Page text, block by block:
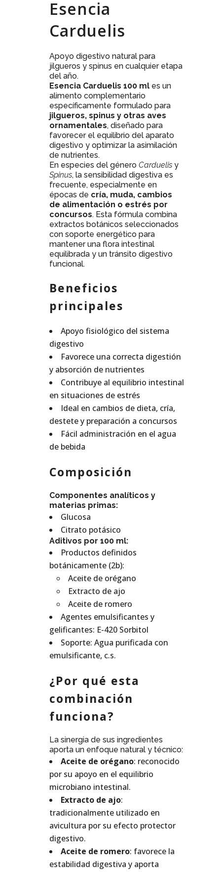
Esencia
Carduelis
Apoyo digestivo natural para
jilgueros y spinus en cualquier etapa
del año.
Esencia Carduelis 100 ml es un
alimento complementario
específicamente formulado para
jilgueros, spinus y otras aves
ornamentales, diseñado para
favorecer el equilibrio del aparato
digestivo y optimizar la asimilación
de nutrientes.
En especies del género Carduelis y
Spinus, la sensibilidad digestiva es
frecuente, especialmente en
épocas de cría, muda, cambios
de alimentación o estrés por
concursos. Esta fórmula combina
extractos botánicos seleccionados
con soporte energético para
mantener una flora intestinal
equilibrada y un tránsito digestivo
funcional.
Beneficios
principales
Apoyo fisiológico del sistema
digestivo
Favorece una correcta digestión
y absorción de nutrientes
Contribuye al equilibrio intestinal
en situaciones de estrés
Ideal en cambios de dieta, cría,
destete y preparación a concursos
Fácil administración en el agua
de bebida
Composición
Componentes analíticos y
materias primas:
Glucosa
Citrato potásico
Aditivos por 100 ml:
Productos definidos
botánicamente (2b):
Aceite de orégano
Extracto de ajo
Aceite de romero
Agentes emulsificantes y
gelificantes: E-420 Sorbitol
Soporte: Agua purificada con
emulsificante, c.s.
¿Por qué esta
combinación
funciona?
La sinergia de sus ingredientes
aporta un enfoque natural y técnico:
Aceite de orégano: reconocido
por su apoyo en el equilibrio
microbiano intestinal.
Extracto de ajo:
tradicionalmente utilizado en
avicultura por su efecto protector
digestivo.
Aceite de romero: favorece la
estabilidad digestiva y aporta